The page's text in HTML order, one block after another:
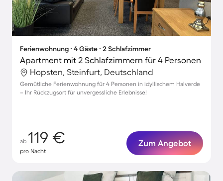
Ferienwohnung ∙ 4 Gäste ∙ 2 Schlafzimmer
Apartment mit 2 Schlafzimmern für 4 Personen
Hopsten, Steinfurt, Deutschland
Gemütliche Ferienwohnung für 4 Personen in idyllischem Halverde
– Ihr Rückzugsort für unvergessliche Erlebnisse!
ab 119 €
pro Nacht
Zum Angebot